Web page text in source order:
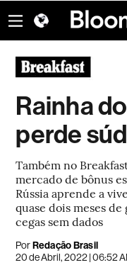
Rainha
perde
Também no
mercado de bônus
Rússia aprende a
quase dois meses
cegas sem dados
PorRedação Brasil
20 de Abril, 2022 | 06:52